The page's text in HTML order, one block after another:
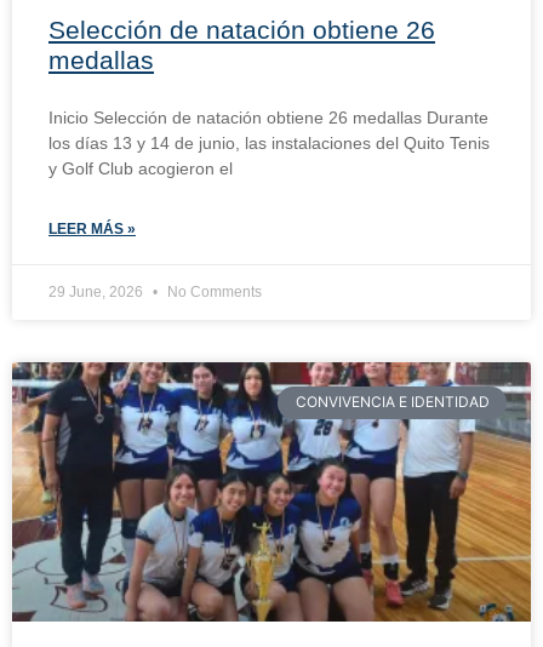
Selección de natación obtiene 26
medallas
Inicio Selección de natación obtiene 26 medallas Durante
los días 13 y 14 de junio, las instalaciones del Quito Tenis
y Golf Club acogieron el
LEER MÁS »
29 June, 2026 No Comments
CONVIVENCIA E IDENTIDAD